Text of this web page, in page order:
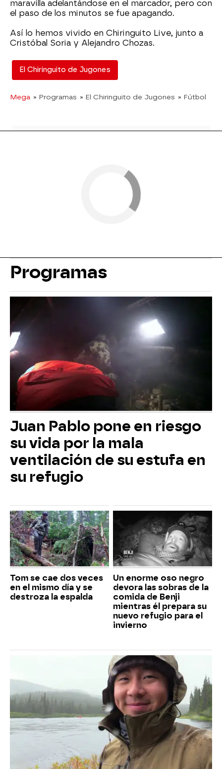
maravilla adelantándose en el marcador, pero con
el paso de los minutos se fue apagando.
Así lo hemos vivido en Chiringuito Live, junto a
Cristóbal Soria y Alejandro Chozas.
El Chiringuito de Jugones
Mega » Programas » El Chiringuito de Jugones » Fútbol
Programas
Juan Pablo pone en riesgo
su vida por la mala
ventilación de su estufa en
su refugio
Tom se cae dos veces
en el mismo día y se
destroza la espalda
Un enorme oso negro
devora las sobras de la
comida de Benji
mientras él prepara su
nuevo refugio para el
invierno